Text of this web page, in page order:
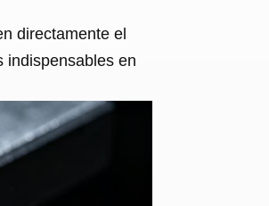
directamente el
indispensables en